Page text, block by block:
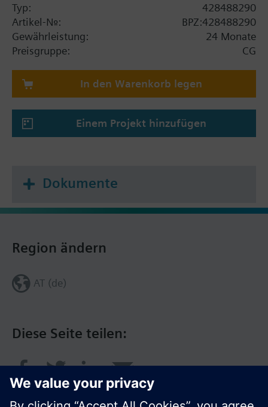
Typ:
428488290
Artikel-Nr.:
BPZ:428488290
Gewährleistung:
24 Monate
Preisgruppe:
CG
In den Warenkorb legen
Einem Projekt hinzufügen
Dokumente
Diese Seite teilen:
Region ändern
AT (de)